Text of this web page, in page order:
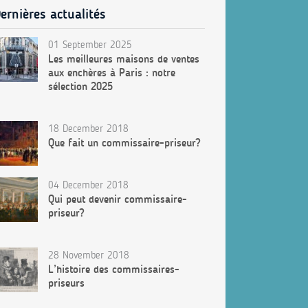
actualités
01 September 2025
Les meilleures maisons de ventes
aux enchères à Paris : notre
sélection 2025
18 December 2018
Que fait un commissaire-priseur?
04 December 2018
Qui peut devenir commissaire-
priseur?
28 November 2018
L’histoire des commissaires-
priseurs